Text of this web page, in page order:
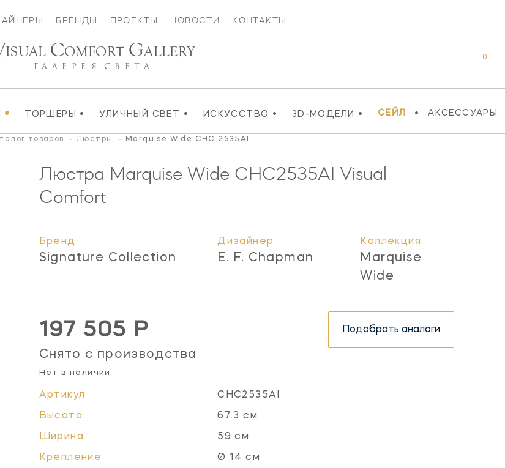
БРЕНДЫ ПРОЕКТЫ НОВОСТИ КОНТАКТЫ
• ТОРШЕРЫ • УЛИЧНЫЙ СВЕТ • ИСКУССТВО • 3D-МОДЕЛИ • СЕЙЛ • АКСЕССУАРЫ
0
ISUAL COMFORT GALLERY
ГАЛЕРЕЯ СВЕТА
товаров - Люстры - Marquise Wide CHC 2535AI
Люстра Marquise Wide CHC2535AI Visual
Comfort
Бренд
Signature Collection
Дизайнер
E. F. Chapman
Коллекция
Marquise
Wide
197 505 Р
Снято с производства
Нет в наличии
Подобрать аналоги
Артикул CHC2535AI
Высота 67.3 см
Ширина 59 см
Крепление Ø 14 см